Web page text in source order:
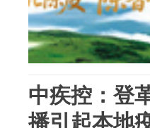
中疾控：登
播引起本地